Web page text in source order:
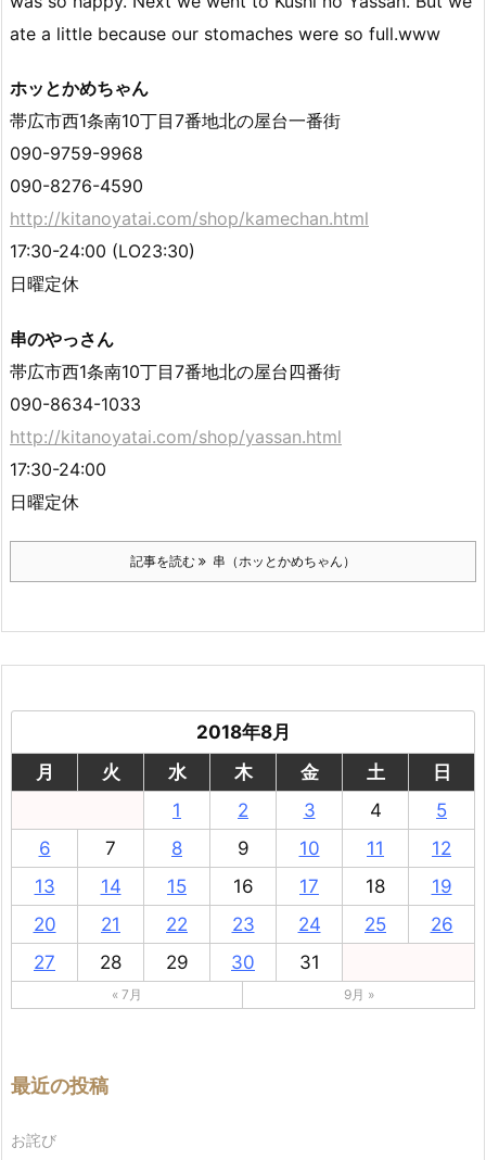
ate a little because our stomaches were so full.www
ホッとかめちゃん
帯広市西1条南10丁目7番地北の屋台一番街
090-9759-9968
090-8276-4590
http://kitanoyatai.com/shop/kamechan.html
17:30-24:00 (LO23:30)
日曜定休
串のやっさん
帯広市西1条南10丁目7番地北の屋台四番街
090-8634-1033
http://kitanoyatai.com/shop/yassan.html
17:30-24:00
日曜定休
記事を読む 串（ホッとかめちゃん）
2018年8月
月
火 水 木 金 土
日
1
2 3 4
5
6
7 8 9 10 11
12
13
14 15 16 17 18
19
20
21 22 23 24 25
26
27
28 29 30 31
« 7月 9月 »
最近の投稿
お詫び